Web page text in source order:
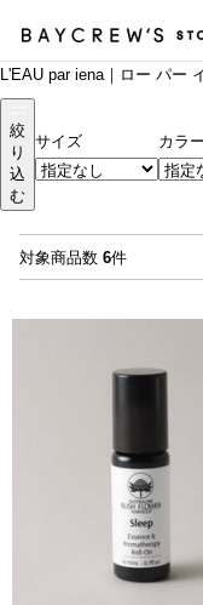
L'EAU par iena｜ロー パー
絞
り
込
む
サイズ カラー
対象商品数 6件